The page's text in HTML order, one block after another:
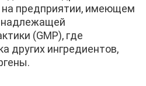
на предприятии, имеющем
надлежащей
(GMP), где
других ингредиентов,